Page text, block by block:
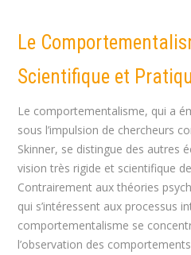
Le
Scientifique et
Le comportementalisme, qui a
sous l’impulsion de chercheurs
Skinner, se distingue des autres
vision très rigide et scientifique
Contrairement aux théories
qui s’intéressent aux processus
comportementalisme se
l’observation des